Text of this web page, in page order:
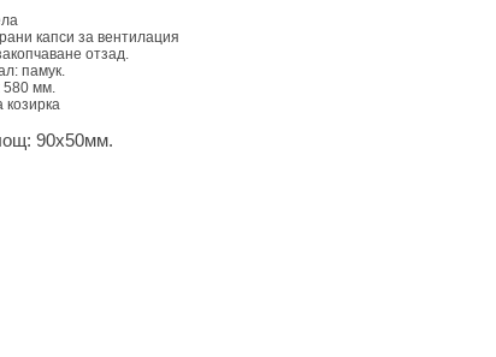
капси за вентилация
отзад.
памук.
580 мм.
козирка
90х50мм.